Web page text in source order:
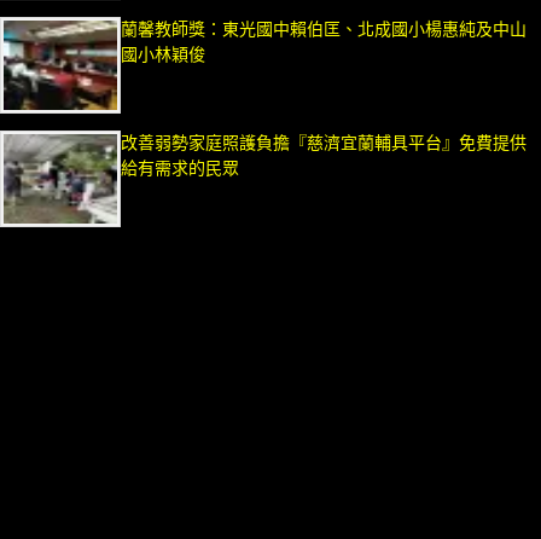
蘭馨教師獎：東光國中賴伯匡、北成國小楊惠純及中山
國小林穎俊
改善弱勢家庭照護負擔『慈濟宜蘭輔具平台』免費提供
給有需求的民眾